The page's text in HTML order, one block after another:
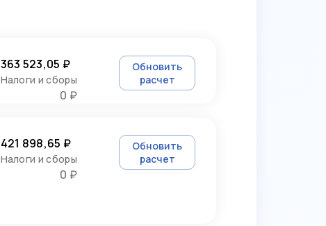
363 523,05 ₽
Налоги и сборы
0 ₽
Обновить
расчет
421 898,65 ₽
Налоги и сборы
0 ₽
Обновить
расчет